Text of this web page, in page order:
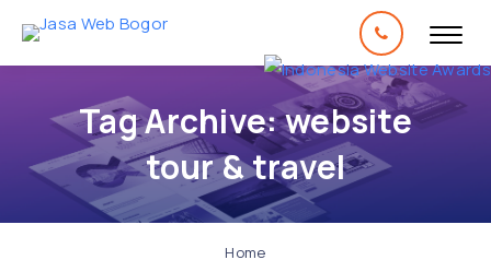
Tag Archive: website
tour & travel
Home